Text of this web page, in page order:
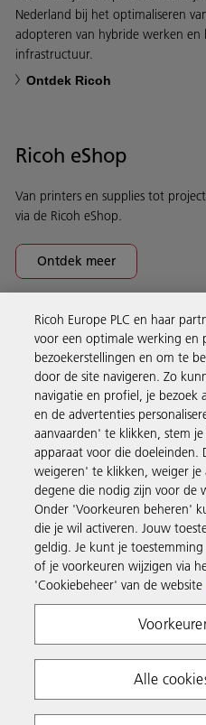
Nederland bij het optimaliseren
adopteren van hybride werken en
infrastructuur.
Ontdek Ricoh
Ricoh eShop
Van printers en supplies tot
via de Ricoh eShop.
Ontdek meer
Business Solutions
Producten en
Support en contact
Inspiratie
Volg Ricoh
Privacyverklaring
Ricoh Europe PLC en haar
voor een optimale werking en
bezoekerstellingen en om te
door de site navigeren. Zo
navigatie en profiel, je bezoek
en de advertenties
aanvaarden' te klikken, stem
apparaat voor die doeleinden.
weigeren' te klikken, weiger je
degene die nodig zijn voor de
Onder 'Voorkeuren beheren'
die je wil activeren. Jouw
geldig. Je kunt je
of je voorkeuren wijzigen via
'Cookiebeheer' van de website
Alle